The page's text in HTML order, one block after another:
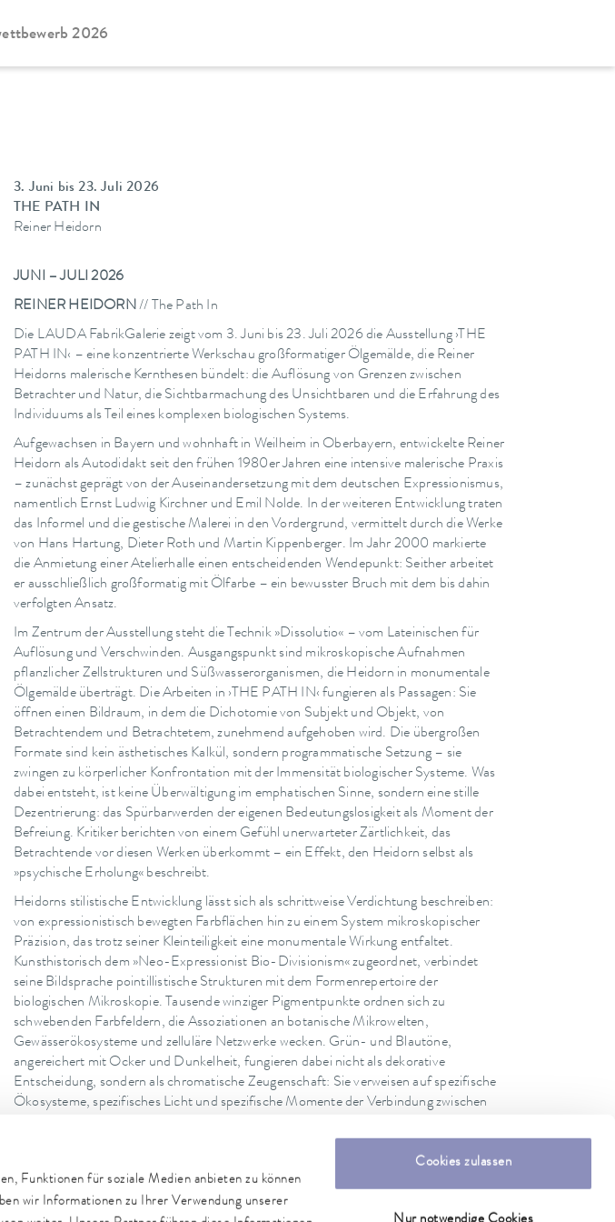
Funktionen für soziale Medien anbieten zu können
wir Informationen zu Ihrer Verwendung unserer
Cookies zulassen
2026
3. Juni bis 23. Juli 2026
THE PATH IN
Reiner Heidorn
JUNI – JULI 2026
REINER HEIDORN// The Path In
Die LAUDA FabrikGalerie zeigt vom 3. Juni bis 23. Juli 2026 die Ausstellung ›THE
PATH IN‹ – eine konzentrierte Werkschau großformatiger Ölgemälde, die Reiner
Heidorns malerische Kernthesen bündelt: die Auflösung von Grenzen zwischen
Betrachter und Natur, die Sichtbarmachung des Unsichtbaren und die Erfahrung des
Individuums als Teil eines komplexen biologischen Systems.
Aufgewachsen in Bayern und wohnhaft in Weilheim in Oberbayern, entwickelte Reiner
Heidorn als Autodidakt seit den frühen 1980er Jahren eine intensive malerische Praxis
– zunächst geprägt von der Auseinandersetzung mit dem deutschen Expressionismus,
namentlich Ernst Ludwig Kirchner und Emil Nolde. In der weiteren Entwicklung traten
das Informel und die gestische Malerei in den Vordergrund, vermittelt durch die Werke
von Hans Hartung, Dieter Roth und Martin Kippenberger. Im Jahr 2000 markierte
die Anmietung einer Atelierhalle einen entscheidenden Wendepunkt: Seither arbeitet
er ausschließlich großformatig mit Ölfarbe – ein bewusster Bruch mit dem bis dahin
verfolgten Ansatz.
Im Zentrum der Ausstellung steht die Technik »Dissolutio« – vom Lateinischen für
Auflösung und Verschwinden. Ausgangspunkt sind mikroskopische Aufnahmen
pflanzlicher Zellstrukturen und Süßwasserorganismen, die Heidorn in monumentale
Ölgemälde überträgt. Die Arbeiten in ›THE PATH IN‹ fungieren als Passagen: Sie
öffnen einen Bildraum, in dem die Dichotomie von Subjekt und Objekt, von
Betrachtendem und Betrachtetem, zunehmend aufgehoben wird. Die übergroßen
Formate sind kein ästhetisches Kalkül, sondern programmatische Setzung – sie
zwingen zu körperlicher Konfrontation mit der Immensität biologischer Systeme. Was
dabei entsteht, ist keine Überwältigung im emphatischen Sinne, sondern eine stille
Dezentrierung: das Spürbarwerden der eigenen Bedeutungslosigkeit als Moment der
Befreiung. Kritiker berichten von einem Gefühl unerwarteter Zärtlichkeit, das
Betrachtende vor diesen Werken überkommt – ein Effekt, den Heidorn selbst als
»psychische Erholung« beschreibt.
Heidorns stilistische Entwicklung lässt sich als schrittweise Verdichtung beschreiben:
von expressionistisch bewegten Farbflächen hin zu einem System mikroskopischer
Präzision, das trotz seiner Kleinteiligkeit eine monumentale Wirkung entfaltet.
Kunsthistorisch dem »Neo-Expressionist Bio-Divisionism« zugeordnet, verbindet
seine Bildsprache pointillistische Strukturen mit dem Formenrepertoire der
biologischen Mikroskopie. Tausende winziger Pigmentpunkte ordnen sich zu
schwebenden Farbfeldern, die Assoziationen an botanische Mikrowelten,
Gewässerökosysteme und zelluläre Netzwerke wecken. Grün- und Blautöne,
angereichert mit Ocker und Dunkelheit, fungieren dabei nicht als dekorative
Entscheidung, sondern als chromatische Zeugenschaft: Sie verweisen auf spezifische
Ökosysteme, spezifisches Licht und spezifische Momente der Verbindung zwischen